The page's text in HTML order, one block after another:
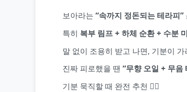
보아라는 “속까지 정돈되는 테라피”
특히 복부 림프 + 하체 순환 + 수분
말 없이 조용히 받고 나면, 기분이
진짜 피로했을 땐 “무향 오일 + 무음
기분 묵직할 때 완전 추천 💆‍♂️